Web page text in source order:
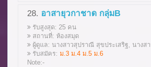
28. อาสายุวกาชาด กลุ่มB
รับสูงสุด: 25 คน
สถานที่: ห้องสมุด
ผู้ดูแล: นางสาวสุปราณี สุขประเสริฐ, นางส
รับสมัคร: ม.3 ม.4 ม.5 ม.6
Note:-